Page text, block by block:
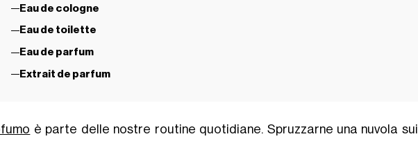
Eau de cologne
Eau de toilette
Eau de parfum
Extrait de parfum
è parte delle nostre routine quotidiane. Spruzzarne una nuvola sui